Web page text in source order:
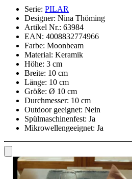
Serie: PILAR
Designer: Nina Thöming
Artikel Nr.: 63984
EAN: 4008832774966
Farbe: Moonbeam
Material: Keramik
Höhe: 3 cm
Breite: 10 cm
Länge: 10 cm
Größe: Ø 10 cm
Durchmesser: 10 cm
Outdoor geeignet: Nein
Spülmaschinenfest: Ja
Mikrowellengeeignet: Ja